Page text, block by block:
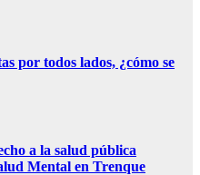
por todos lados, ¿cómo se
a la salud pública
Mental en Trenque